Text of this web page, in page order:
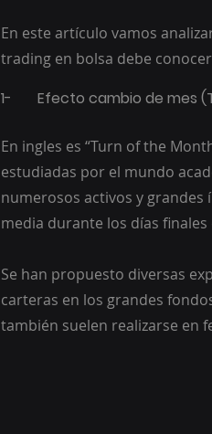
En este artículo vamos
trading en bolsa debe
1-	Efecto cambio de mes
En ingles es “Turn of the
estudiadas por el mundo
numerosos activos y
media durante los días
Se han propuesto diversas
carteras en los grandes
también suelen realizarse en